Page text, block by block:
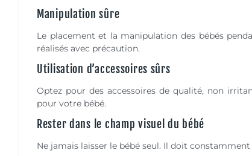
Manipulation sûre
Le placement et la manipulation des bébés
réalisés avec précaution.
Utilisation d’accessoires sûrs
Optez pour des accessoires de qualité, non
pour votre bébé.
Rester dans le champ visuel du bébé
Ne jamais laisser le bébé seul. Il doit